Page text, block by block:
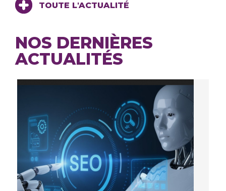
TOUTE L'ACTUALITÉ
NOS DERNIÈRES
ACTUALITÉS